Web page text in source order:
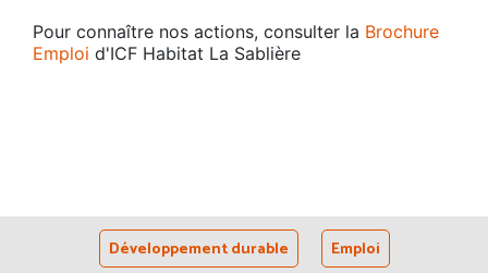
Pour connaître nos actions, consulter la Brochure
Emploi d'ICF Habitat La Sablière
Développement durable Emploi